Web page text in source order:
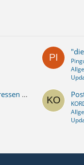
Kann mit Thunderbird 102 keine Maildressen mehr zum Adressbuch zufügen